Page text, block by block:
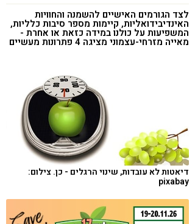
הפרעות קשב & ריכוז
אכילה רגשית
רגישות לגלוטן
טעים להכיר
לצד הגורמים האישיים להשמנה והחוויות
האינדיבידואליות, קיימות מספר סיבות כלליות,
המשפיעות על כולנו במידה כזאת או אחרת -
מאייה מזרחי-עצמוני מציגה 4 פתרונות מעשיים
דיאטות לא עובדות, שינוי הרגלים - כן. צילום:
pixabay